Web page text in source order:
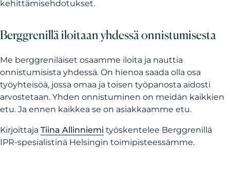
kehittämisehdotukset.
Berggrenillä iloitaan yhdessä onnistumisesta
Me berggreniläiset osaamme iloita ja nauttia
onnistumisista yhdessä. On hienoa saada olla osa
työyhteisöä, jossa omaa ja toisen työpanosta aidosti
arvostetaan. Yhden onnistuminen on meidän kaikkien
etu. Ja ennen kaikkea se on asiakkaamme etu.
Kirjoittaja Tiina Allinniemi työskentelee Berggrenillä
IPR-spesialistinä Helsingin toimipisteessämme.